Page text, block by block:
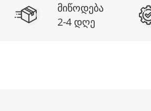
მიწოდება
2-4 დღე